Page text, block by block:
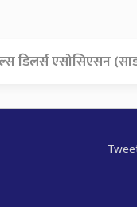
डिलर्स एसोसिएसन